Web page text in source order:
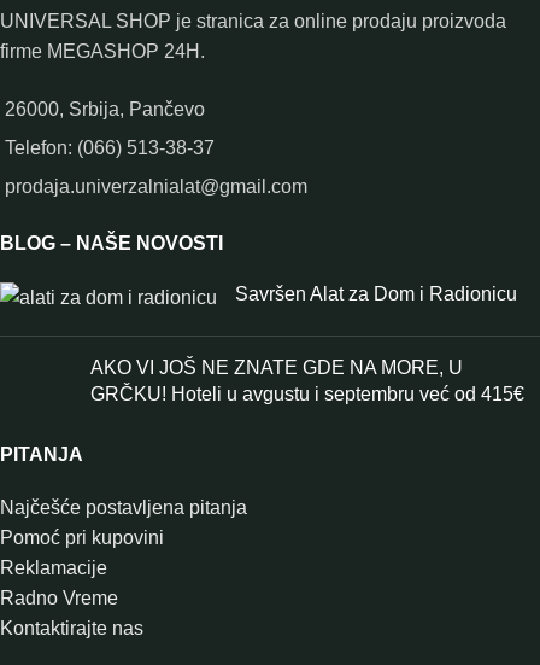
UNIVERSAL SHOP je stranica za online prodaju proizvoda
firme MEGASHOP 24H.
26000, Srbija, Pančevo
Telefon: (066) 513-38-37
prodaja.univerzalnialat@gmail.com
BLOG – NAŠE NOVOSTI
Savršen Alat za Dom i Radionicu
AKO VI JOŠ NE ZNATE GDE NA MORE, U
GRČKU! Hoteli u avgustu i septembru već od 415€
PITANJA
Najčešće postavljena pitanja
Pomoć pri kupovini
Reklamacije
Radno Vreme
Kontaktirajte nas